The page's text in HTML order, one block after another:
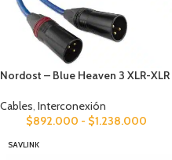
Nordost – Blue Heaven 3 XLR-XLR
Cables, Interconexión
$892.000 - $1.238.000
SAVLINK